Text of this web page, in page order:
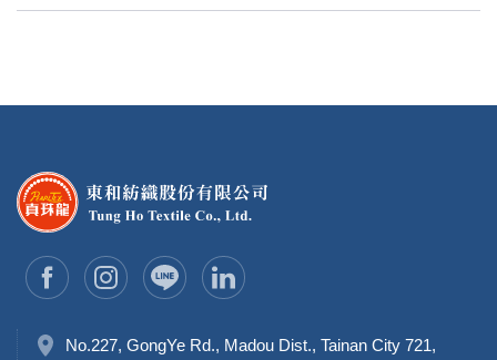
No.227, GongYe Rd., Madou Dist., Tainan City 721,